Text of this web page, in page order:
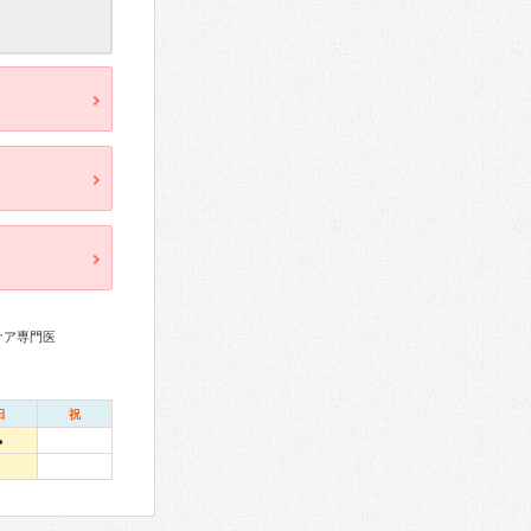
ア専門医
祝